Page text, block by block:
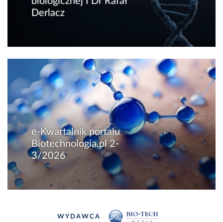
Derlacz
e-Kwartalnik portalu
Biotechnologia.pl 2-
3/2026
WYDAWCA